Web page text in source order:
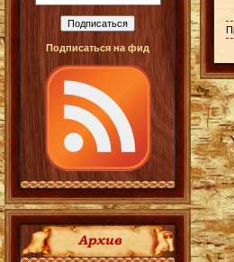
Подписаться на фид